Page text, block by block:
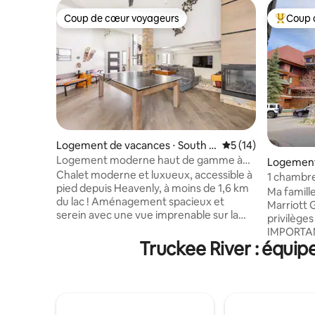
Coup de cœur voyageurs
Coup de cœur voyageurs
Logement de vacances ⋅ South L
ake Tahoe
Évaluation
5 (14)
Logement moderne haut de gamme à
quelques pas de Heavenly
Chalet moderne et luxueux, accessible à
pied depuis Heavenly, à moins de 1,6 km
du lac ! Aménagement spacieux et
serein avec une vue imprenable sur la
chauffants, mobilier élégant et ludique, y
compris une table de billard/ping-pong
Coups
Coup
th Lake
1
Ma
Marriott
veuillez
Truckee River :